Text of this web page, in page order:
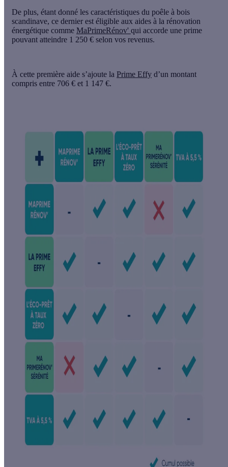
De plus, étant donné les caractéristiques du poêle à bois
scandinave, ce dernier est éligible aux aides à la rénovation
énergétique comme MaPrimeRénov' qui accorde une prime
pouvant atteindre 1 250 € selon vos revenus.
À cette première aide s’ajoute la Prime Effy d’un montant
compris entre 706 € et 1 147 €.